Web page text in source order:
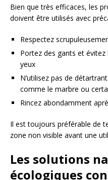
Bien que très efficaces, les
doivent être utilisés avec
Respectez
Portez des gants et
yeux
N’utilisez pas de
comme le marbre ou
Rincez abondamment
Il est toujours préférable de
zone non visible avant une
Les solutions
écologiques